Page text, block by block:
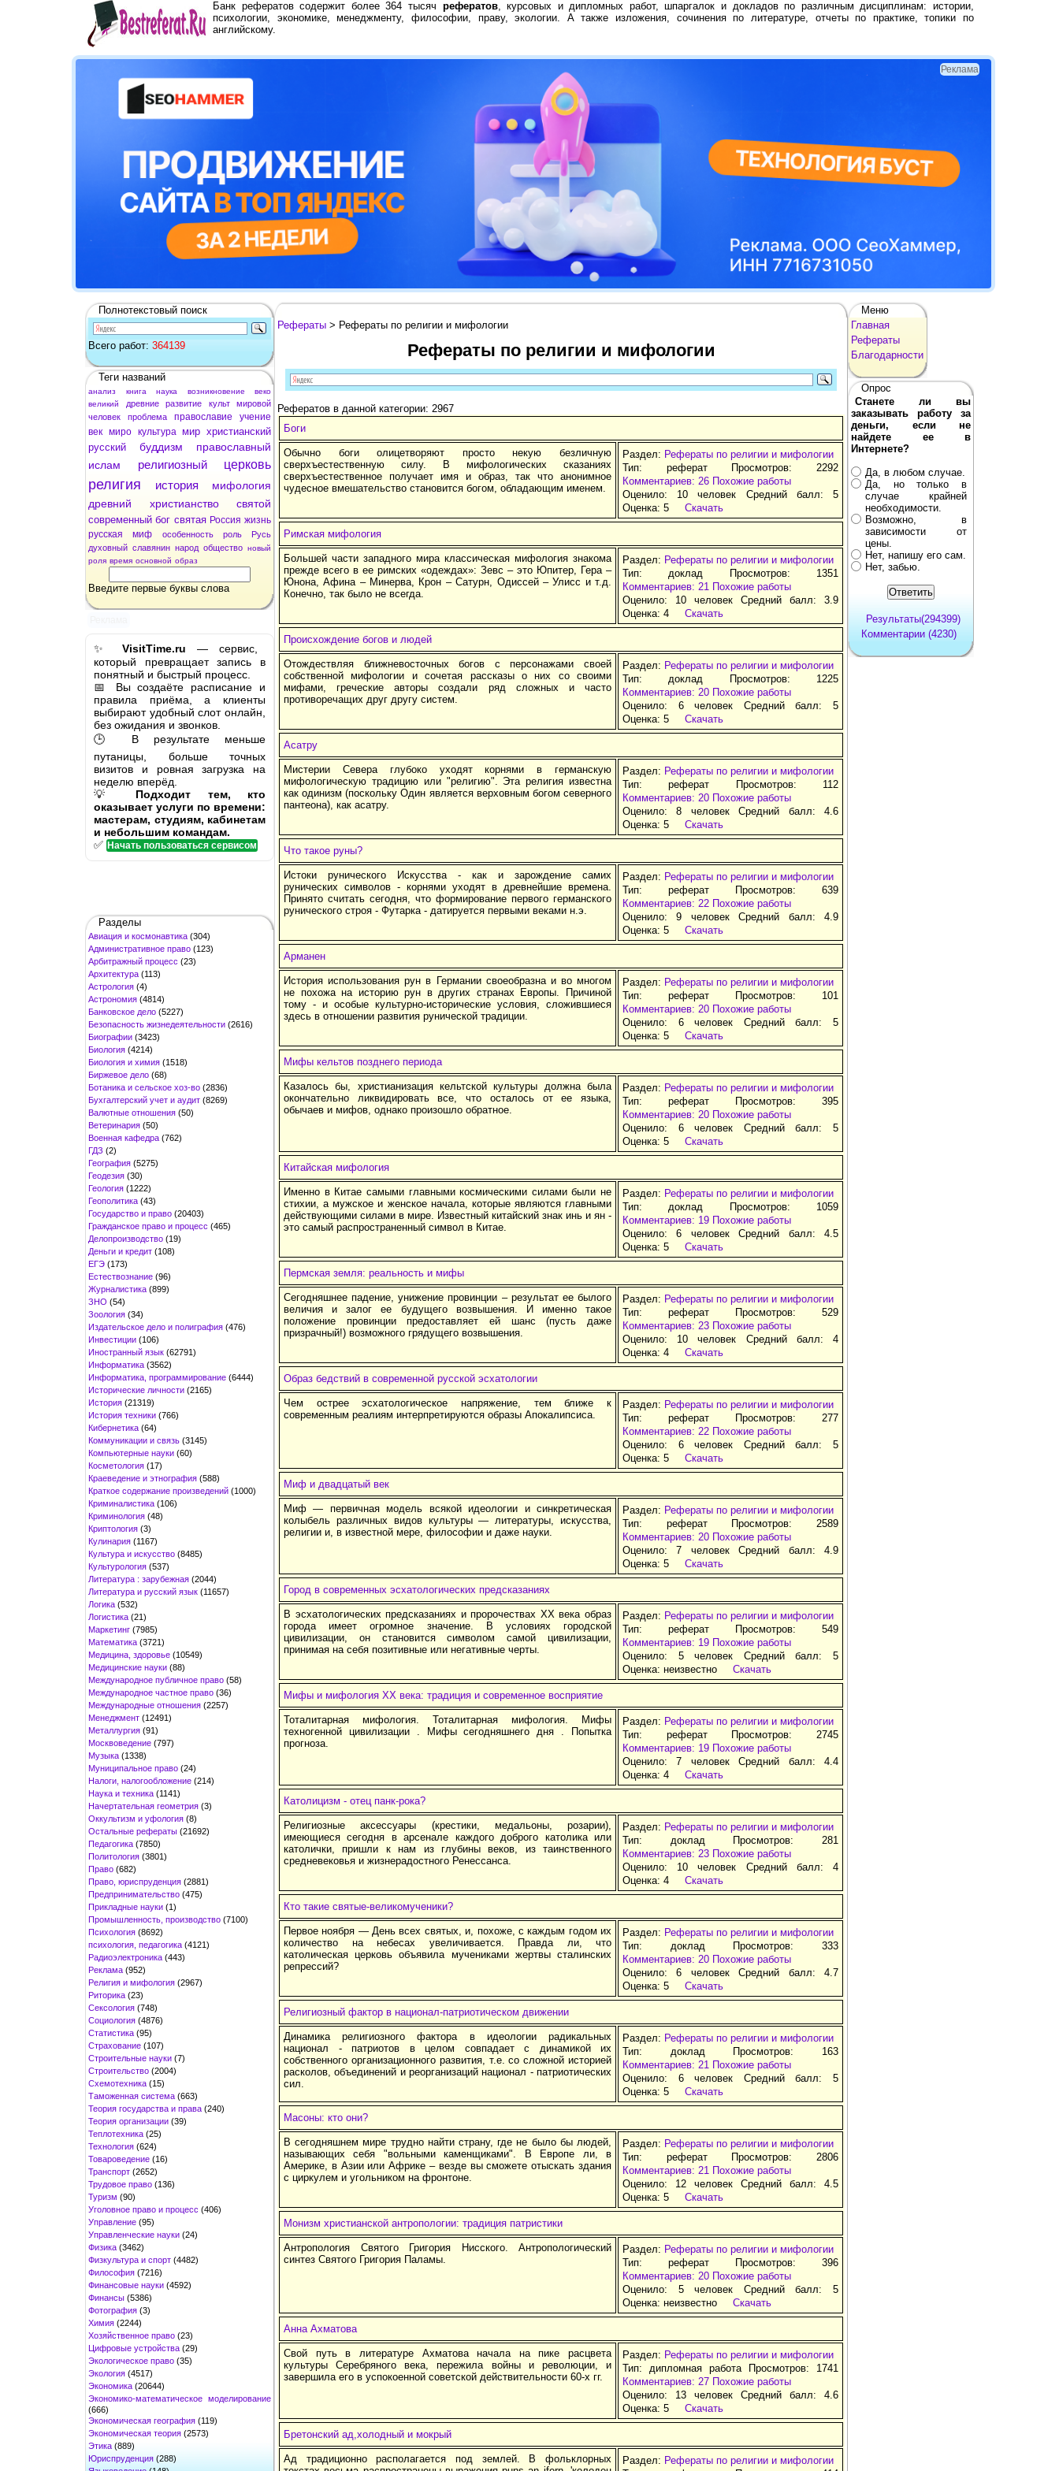
Банк рефератов содержит более 364 тысяч рефератов, курсовых и дипломных работ, шпаргалок и докладов по различным дисциплинам: истории,
психологии, экономике, менеджменту, философии, праву, экологии. А также изложения, сочинения по литературе, отчеты по практике, топики по
английскому.
Реклама
Полнотекстовый поиск
Всего работ: 364139
Теги названий
анализ книга наука возникновение
веко
великий
древние развитие культ
мировой
человек
проблема православие
учение
век миро культура мир христианский
русский
буддизм
православный
ислам
религиозный церковь
религия история
мифология
древний
христианство святой
современный бог святая Россия жизнь
русская
миф особенность роль
Русь
духовный славянин народ общество новый
роля время основной образ
Введите первые буквы слова
✨ VisitTime.ru — сервис,
который превращает запись в
понятный и быстрый процесс.
📅 Вы создаёте расписание и
правила приёма, а клиенты
выбирают удобный слот онлайн,
без ожидания и звонков.
🕒 В результате меньше
путаницы, больше точных
визитов и ровная загрузка на
неделю вперёд.
💡 Подходит тем, кто
оказывает услуги по времени:
мастерам, студиям, кабинетам
и небольшим командам.
✅ Начать пользоваться сервисом
Разделы
Авиация и космонавтика (304)
Административное право (123)
Арбитражный процесс (23)
Архитектура (113)
Астрология (4)
Астрономия (4814)
Банковское дело (5227)
Безопасность жизнедеятельности (2616)
Биографии (3423)
Биология (4214)
Биология и химия (1518)
Биржевое дело (68)
Ботаника и сельское хоз-во (2836)
Бухгалтерский учет и аудит (8269)
Валютные отношения (50)
Ветеринария (50)
Военная кафедра (762)
ГДЗ (2)
География (5275)
Геодезия (30)
Геология (1222)
Геополитика (43)
Государство и право (20403)
Гражданское право и процесс (465)
Делопроизводство (19)
Деньги и кредит (108)
ЕГЭ (173)
Естествознание (96)
Журналистика (899)
ЗНО (54)
Зоология (34)
Издательское дело и полиграфия (476)
Инвестиции (106)
Иностранный язык (62791)
Информатика (3562)
Информатика, программирование (6444)
Исторические личности (2165)
История (21319)
История техники (766)
Кибернетика (64)
Коммуникации и связь (3145)
Компьютерные науки (60)
Косметология (17)
Краеведение и этнография (588)
Краткое содержание произведений (1000)
Криминалистика (106)
Криминология (48)
Криптология (3)
Кулинария (1167)
Культура и искусство (8485)
Культурология (537)
Литература : зарубежная (2044)
Литература и русский язык (11657)
Логика (532)
Логистика (21)
Маркетинг (7985)
Математика (3721)
Медицина, здоровье (10549)
Медицинские науки (88)
Международное публичное право (58)
Международное частное право (36)
Международные отношения (2257)
Менеджмент (12491)
Металлургия (91)
Москвоведение (797)
Музыка (1338)
Муниципальное право (24)
Налоги, налогообложение (214)
Наука и техника (1141)
Начертательная геометрия (3)
Оккультизм и уфология (8)
Остальные рефераты (21692)
Педагогика (7850)
Политология (3801)
Право (682)
Право, юриспруденция (2881)
Предпринимательство (475)
Прикладные науки (1)
Промышленность, производство (7100)
Психология (8692)
психология, педагогика (4121)
Радиоэлектроника (443)
Реклама (952)
Религия и мифология (2967)
Риторика (23)
Сексология (748)
Социология (4876)
Статистика (95)
Страхование (107)
Строительные науки (7)
Строительство (2004)
Схемотехника (15)
Таможенная система (663)
Теория государства и права (240)
Теория организации (39)
Теплотехника (25)
Технология (624)
Товароведение (16)
Транспорт (2652)
Трудовое право (136)
Туризм (90)
Уголовное право и процесс (406)
Управление (95)
Управленческие науки (24)
Физика (3462)
Физкультура и спорт (4482)
Философия (7216)
Финансовые науки (4592)
Финансы (5386)
Фотография (3)
Химия (2244)
Хозяйственное право (23)
Цифровые устройства (29)
Экологическое право (35)
Экология (4517)
Экономика (20644)
Экономико-математическое моделирование
(666)
Экономическая география (119)
Экономическая теория (2573)
Этика (889)
Юриспруденция (288)
Рефераты > Рефераты по религии и мифологии
Рефераты по религии и мифологии
Рефератов в данной категории: 2967
Боги
Обычно боги олицетворяют просто некую безличную
сверхъестественную силу. В мифологических сказаниях
сверхъестественное получает имя и образ, так что анонимное
чудесное вмешательство становится богом, обладающим именем.
Раздел: Рефераты по религии и мифологии
Тип: реферат Просмотров: 2292
Комментариев: 26 Похожие работы
Оценило: 10 человек Средний балл: 5
Оценка: 5 Скачать
Римская мифология
Большей части западного мира классическая мифология знакома
прежде всего в ее римских «одеждах»: Зевс – это Юпитер, Гера –
Юнона, Афина – Минерва, Крон – Сатурн, Одиссей – Улисс и т.д.
Конечно, так было не всегда.
Раздел: Рефераты по религии и мифологии
Тип: доклад Просмотров: 1351
Комментариев: 21 Похожие работы
Оценило: 10 человек Средний балл: 3.9
Оценка: 4 Скачать
Происхождение богов и людей
Отождествляя ближневосточных богов с персонажами своей
собственной мифологии и сочетая рассказы о них со своими
мифами, греческие авторы создали ряд сложных и часто
противоречащих друг другу систем.
Раздел: Рефераты по религии и мифологии
Тип: доклад Просмотров: 1225
Комментариев: 20 Похожие работы
Оценило: 6 человек Средний балл: 5
Оценка: 5 Скачать
Асатру
Мистерии Севера глубоко уходят корнями в геpманскую
мифологическую традицию или "религию". Эта религия известна
как одинизм (поскольку Один является верховным богом северного
пантеона), как асатру.
Раздел: Рефераты по религии и мифологии
Тип: реферат Просмотров: 112
Комментариев: 20 Похожие работы
Оценило: 8 человек Средний балл: 4.6
Оценка: 5 Скачать
Что такое руны?
Истоки рунического Искусства - как и зарождение самих
рунических символов - корнями уходят в древнейшие времена.
Принято считать сегодня, что формирование первого германского
рунического строя - Футарка - датируется первыми веками н.э.
Раздел: Рефераты по религии и мифологии
Тип: реферат Просмотров: 639
Комментариев: 22 Похожие работы
Оценило: 9 человек Средний балл: 4.9
Оценка: 5 Скачать
Арманен
История использования рун в Германии своеобразна и во многом
не похожа на историю рун в других странах Европы. Причиной
тому - и особые культурно-исторические условия, сложившиеся
здесь в отношении развития рунической традиции.
Раздел: Рефераты по религии и мифологии
Тип: реферат Просмотров: 101
Комментариев: 20 Похожие работы
Оценило: 6 человек Средний балл: 5
Оценка: 5 Скачать
Мифы кельтов позднего периода
Казалось бы, христианизация кельтской культуры должна была
окончательно ликвидировать все, что осталось от ее языка,
обычаев и мифов, однако произошло обратное.
Раздел: Рефераты по религии и мифологии
Тип: реферат Просмотров: 395
Комментариев: 20 Похожие работы
Оценило: 6 человек Средний балл: 5
Оценка: 5 Скачать
Китайская мифология
Именно в Китае самыми главными космическими силами были не
стихии, а мужское и женское начала, которые являются главными
действующими силами в мире. Известный китайский знак инь и ян -
это самый распространенный символ в Китае.
Раздел: Рефераты по религии и мифологии
Тип: доклад Просмотров: 1059
Комментариев: 19 Похожие работы
Оценило: 6 человек Средний балл: 4.5
Оценка: 5 Скачать
Пермская земля: реальность и мифы
Сегодняшнее падение, унижение провинции – результат ее былого
величия и залог ее будущего возвышения. И именно такое
положение провинции предоставляет ей шанс (пусть даже
призрачный!) возможного грядущего возвышения.
Раздел: Рефераты по религии и мифологии
Тип: реферат Просмотров: 529
Комментариев: 23 Похожие работы
Оценило: 10 человек Средний балл: 4
Оценка: 4 Скачать
Образ бедствий в современной русской эсхатологии
Чем острее эсхатологическое напряжение, тем ближе к
современным реалиям интерпретируются образы Апокалипсиса.
Раздел: Рефераты по религии и мифологии
Тип: реферат Просмотров: 277
Комментариев: 22 Похожие работы
Оценило: 6 человек Средний балл: 5
Оценка: 5 Скачать
Миф и двадцатый век
Миф — первичная модель всякой идеологии и синкретическая
колыбель различных видов культуры — литературы, искусства,
религии и, в известной мере, философии и даже науки.
Раздел: Рефераты по религии и мифологии
Тип: реферат Просмотров: 2589
Комментариев: 20 Похожие работы
Оценило: 7 человек Средний балл: 4.9
Оценка: 5 Скачать
Город в современных эсхатологических предсказаниях
В эсхатологических предсказаниях и пророчествах ХХ века образ
города имеет огромное значение. В условиях городской
цивилизации, он становится символом самой цивилизации,
принимая на себя позитивные или негативные черты.
Раздел: Рефераты по религии и мифологии
Тип: реферат Просмотров: 549
Комментариев: 19 Похожие работы
Оценило: 5 человек Средний балл: 5
Оценка: неизвестно Скачать
Мифы и мифология ХХ века: традиция и современное восприятие
Тоталитарная мифология. Тоталитарная мифология. Мифы
техногенной цивилизации . Мифы сегодняшнего дня . Попытка
прогноза.
Раздел: Рефераты по религии и мифологии
Тип: реферат Просмотров: 2745
Комментариев: 19 Похожие работы
Оценило: 7 человек Средний балл: 4.4
Оценка: 4 Скачать
Католицизм - отец панк-рока?
Религиозные аксессуары (крестики, медальоны, розарии),
имеющиеся сегодня в арсенале каждого доброго католика или
католички, пришли к нам из глубины веков, из таинственного
средневековья и жизнерадостного Ренессанса.
Раздел: Рефераты по религии и мифологии
Тип: доклад Просмотров: 281
Комментариев: 23 Похожие работы
Оценило: 10 человек Средний балл: 4
Оценка: 4 Скачать
Кто такие святые-великомученики?
Первое ноября — День всех святых, и, похоже, с каждым годом их
количество на небесах увеличивается. Правда ли, что
католическая церковь объявила мучениками жертвы сталинских
репрессий?
Раздел: Рефераты по религии и мифологии
Тип: доклад Просмотров: 333
Комментариев: 20 Похожие работы
Оценило: 6 человек Средний балл: 4.7
Оценка: 5 Скачать
Религиозный фактор в национал-патриотическом движении
Динамика религиозного фактора в идеологии радикальных
национал - патриотов в целом совпадает с динамикой их
собственного организационного развития, т.е. со сложной историей
расколов, объединений и реорганизаций национал - патриотических
сил.
Раздел: Рефераты по религии и мифологии
Тип: доклад Просмотров: 163
Комментариев: 21 Похожие работы
Оценило: 6 человек Средний балл: 5
Оценка: 5 Скачать
Масоны: кто они?
В сегодняшнем мире трудно найти страну, где не было бы людей,
называющих себя "вольными каменщиками". В Европе ли, в
Америке, в Азии или Африке – везде вы сможете отыскать здания
с циркулем и угольником на фронтоне.
Раздел: Рефераты по религии и мифологии
Тип: реферат Просмотров: 2806
Комментариев: 21 Похожие работы
Оценило: 12 человек Средний балл: 4.5
Оценка: 5 Скачать
Монизм христианской антропологии: традиция патристики
Антропология Святого Григория Нисского. Антропологический
синтез Святого Григория Паламы.
Раздел: Рефераты по религии и мифологии
Тип: реферат Просмотров: 396
Комментариев: 20 Похожие работы
Оценило: 5 человек Средний балл: 5
Оценка: неизвестно Скачать
Анна Ахматова
Свой путь в литературе Ахматова начала на пике расцвета
культуры Серебряного века, пережила войны и революции, и
завершила его в успокоенной советской действительности 60-х гг.
Раздел: Рефераты по религии и мифологии
Тип: дипломная работа Просмотров: 1741
Комментариев: 27 Похожие работы
Оценило: 13 человек Средний балл: 4.6
Оценка: 5 Скачать
Бретонский ад,холодный и мокрый
Ад традиционно располагается под землей. В фольклорных
Раздел: Рефераты по религии и мифологии
Меню
Главная
Рефераты
Благодарности
Опрос
Станете ли вы
заказывать работу за
деньги, если не
найдете ее в
Интернете?
Да, в любом случае.
Да, но только в
случае крайней
необходимости.
Возможно, в
зависимости от
цены.
Нет, напишу его сам.
Нет, забью.
Результаты(294399)
Комментарии (4230)